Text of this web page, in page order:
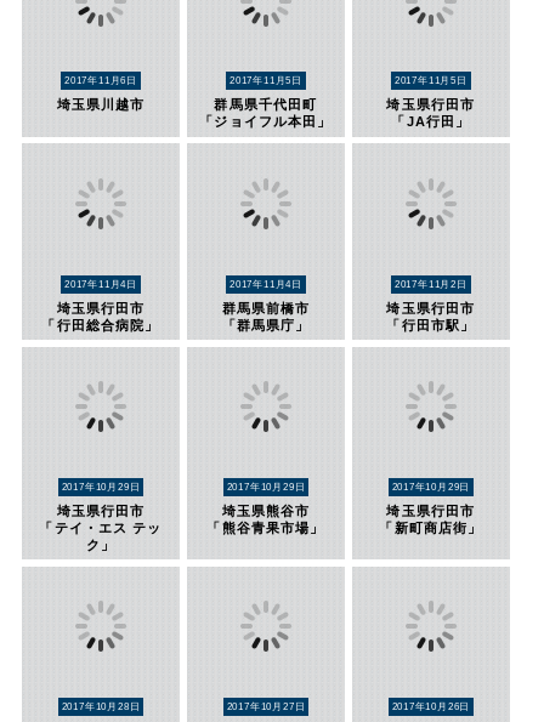
2017年11月6日
埼玉県川越市
2017年11月5日
群馬県千代田町
「ジョイフル本田」
2017年11月5日
埼玉県行田市
「JA行田」
2017年11月4日
埼玉県行田市
「行田総合病院」
2017年11月4日
群馬県前橋市
「群馬県庁」
2017年11月2日
埼玉県行田市
「行田市駅」
2017年10月29日
埼玉県行田市
「テイ・エス テッ
ク」
2017年10月29日
埼玉県熊谷市
「熊谷青果市場」
2017年10月29日
埼玉県行田市
「新町商店街」
2017年10月28日 2017年10月27日 2017年10月26日